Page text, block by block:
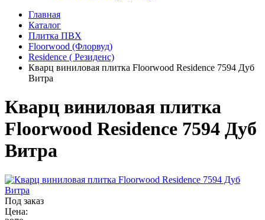
Главная
Каталог
Плитка ПВХ
Floorwood (Флорвуд)
Residence ( Резиденс)
Кварц виниловая плитка Floorwood Residence 7594 Дуб
Витра
Кварц виниловая плитка
Floorwood Residence 7594 Дуб
Витра
Под заказ
Цена: